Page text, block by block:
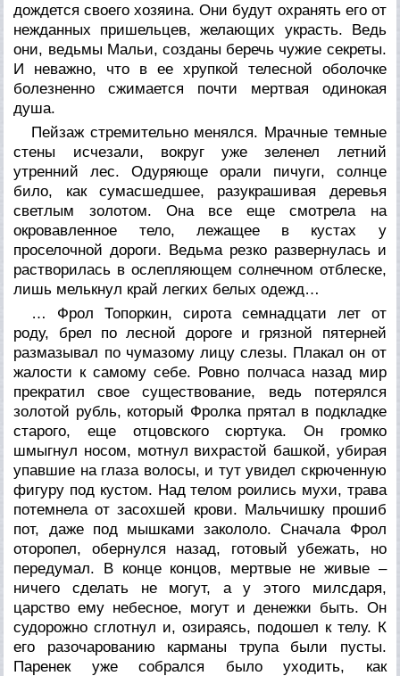
дождется своего хозяина. Они будут охранять его от
нежданных пришельцев, желающих украсть. Ведь
они, ведьмы Мальи, созданы беречь чужие секреты.
И неважно, что в ее хрупкой телесной оболочке
болезненно сжимается почти мертвая одинокая
душа.
Пейзаж стремительно менялся. Мрачные темные
стены исчезали, вокруг уже зеленел летний
утренний лес. Одуряюще орали пичуги, солнце
било, как сумасшедшее, разукрашивая деревья
светлым золотом. Она все еще смотрела на
окровавленное тело, лежащее в кустах у
проселочной дороги. Ведьма резко развернулась и
растворилась в ослепляющем солнечном отблеске,
лишь мелькнул край легких белых одежд…
… Фрол Топоркин, сирота семнадцати лет от
роду, брел по лесной дороге и грязной пятерней
размазывал по чумазому лицу слезы. Плакал он от
жалости к самому себе. Ровно полчаса назад мир
прекратил свое существование, ведь потерялся
золотой рубль, который Фролка прятал в подкладке
старого, еще отцовского сюртука. Он громко
шмыгнул носом, мотнул вихрастой башкой, убирая
упавшие на глаза волосы, и тут увидел скрюченную
фигуру под кустом. Над телом роились мухи, трава
потемнела от засохшей крови. Мальчишку прошиб
пот, даже под мышками закололо. Сначала Фрол
оторопел, обернулся назад, готовый убежать, но
передумал. В конце концов, мертвые не живые –
ничего сделать не могут, а у этого милсдаря,
царство ему небесное, могут и денежки быть. Он
судорожно сглотнул и, озираясь, подошел к телу. К
его разочарованию карманы трупа были пусты.
Паренек уже собрался было уходить, как